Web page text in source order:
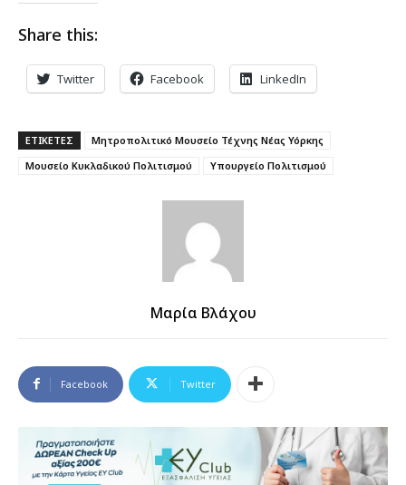
Share this:
Twitter Facebook LinkedIn
ΕΤΙΚΕΤΕΣ
Μητροπολιτικό Μουσείο Τέχνης Νέας Υόρκης
Μουσείο Κυκλαδικού Πολιτισμού
Υπουργείο Πολιτισμού
Μαρία Βλάχου
Facebook Twitter